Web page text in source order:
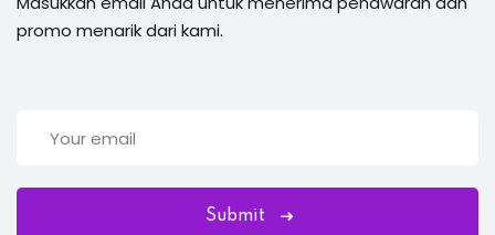
promo menarik dari kami.
Submit